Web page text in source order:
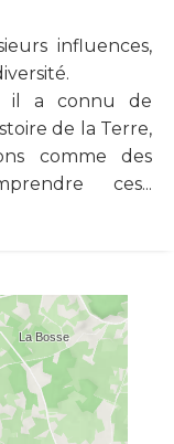
influences,
il a connu de
de la Terre,
comme des
ces...